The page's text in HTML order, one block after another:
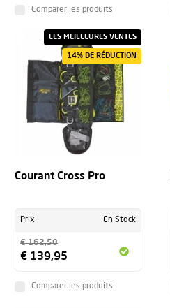
Comparer les produits
LES MEILLEURES VENTES
14% DE RÉDUCTION
Courant Cross Pro
Prix En Stock
€ 162,50
€ 139,95
Comparer les produits